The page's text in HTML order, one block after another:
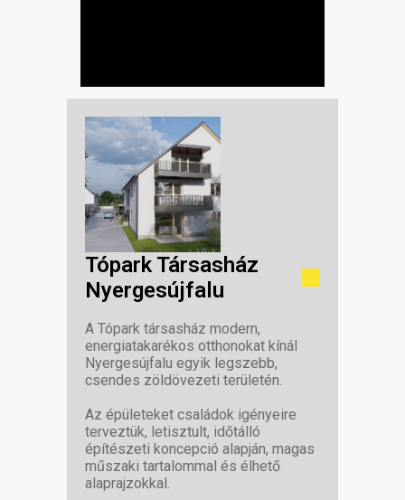
Tópark Társasház
Nyergesújfalu
A Tópark társasház modern,
energiatakarékos otthonokat kínál
Nyergesújfalu egyik legszebb,
csendes zöldövezeti területén.
Az épületeket családok igényeire
terveztük, letisztult, időtálló
építészeti koncepció alapján, magas
műszaki tartalommal és élhető
alaprajzokkal.